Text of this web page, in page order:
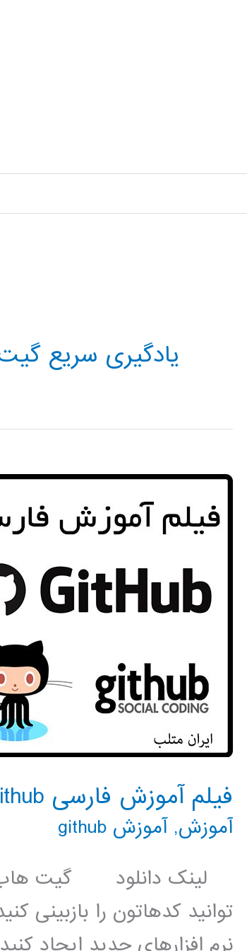
یادگیری سریع
فیلم آموزش فارسی github
آموزش,آموزش github
لینک دانلود گیت هاب
توانید کدهاتون را بازبینی